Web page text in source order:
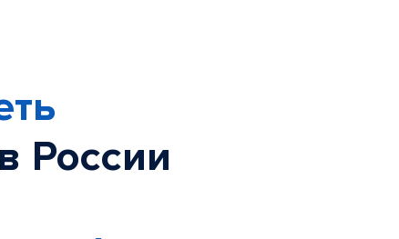
России